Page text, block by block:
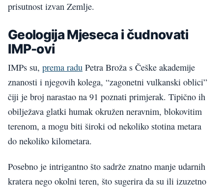
prisutnost izvan Zemlje.
Geologija Mjeseca i čudnovati
IMP-ovi
IMPs su, prema radu Petra Broža s Češke akademije
znanosti i njegovih kolega, “zagonetni vulkanski oblici”
čiji je broj narastao na 91 poznati primjerak. Tipično ih
obilježava glatki humak okružen neravnim, blokovitim
terenom, a mogu biti široki od nekoliko stotina metara
do nekoliko kilometara.
Posebno je intrigantno što sadrže znatno manje udarnih
kratera nego okolni teren, što sugerira da su ili izuzetno